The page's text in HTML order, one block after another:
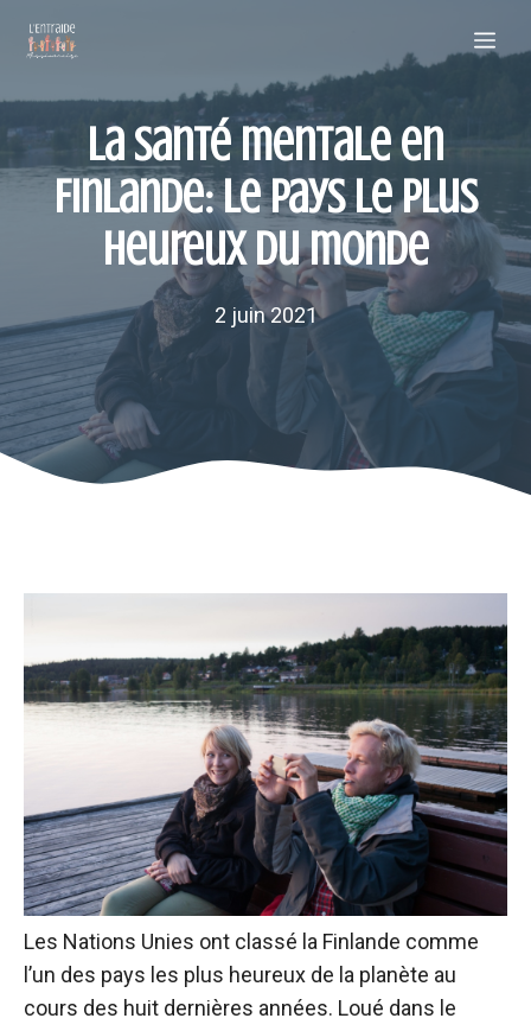
La santé mentale en
Finlande: le pays le plus
heureux du monde
2 juin 2021
Les Nations Unies ont classé la Finlande comme
l’un des pays les plus heureux de la planète au
cours des huit dernières années. Loué dans le